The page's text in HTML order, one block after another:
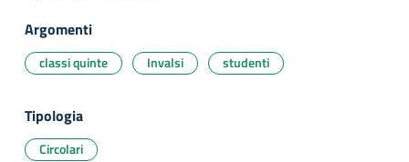
Argomenti
classi quinte Invalsi studenti
Tipologia
Circolari